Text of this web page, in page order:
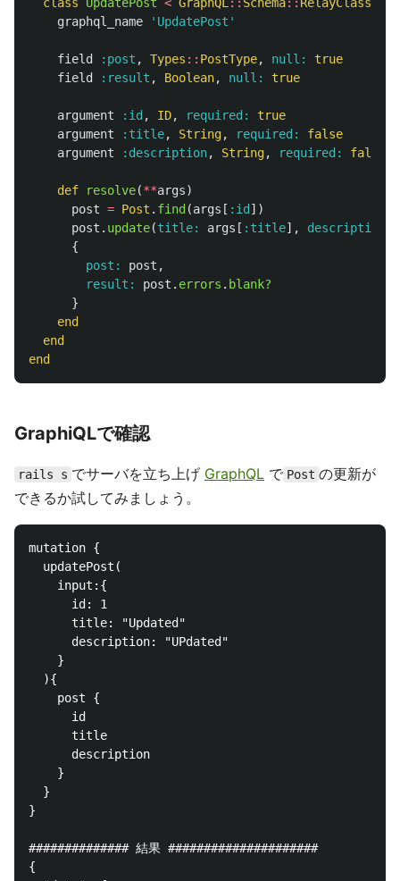
graphql_name
'UpdatePost'
field :post , Types :: PostType, null: true
field
:result , Boolean, null: true
argument :id , ID, required: true
argument
:title, String, required: false
argument
:description, String, required: false
def resolve(**args)
post = Post . find (args [ :id ])
post . update(title: args [ :title],
description:
{
post: post ,
result: post . errors . blank?
}
end
end
end
GraphiQLで確認
rails s でサーバを立ち上げ GraphQL で Post の更新が
できるか試してみましょう。
mutation {
  updatePost(
    input:{
      id: 1
      title: "Updated"
      description: "UPdated"
    }
  ){
    post {
      id
      title
      description
    }
  }
}
############## 結果 #####################
{